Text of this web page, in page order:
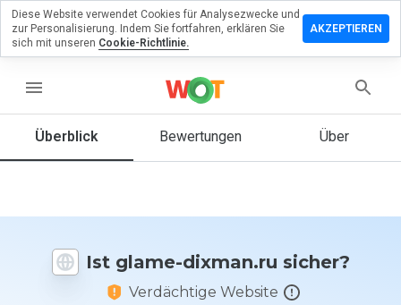
menu
Überblick Bewertungen Über
Ist glame-dixman.ru sicher?
Verdächtige Website
eine
würden
Website
auf einer
Skala von
Diese Website verwendet Cookies für Analysezwecke und
zur Personalisierung. Indem Sie fortfahren, erklären Sie
sich mit unseren Cookie-Richtlinie.
AKZEPTIEREN